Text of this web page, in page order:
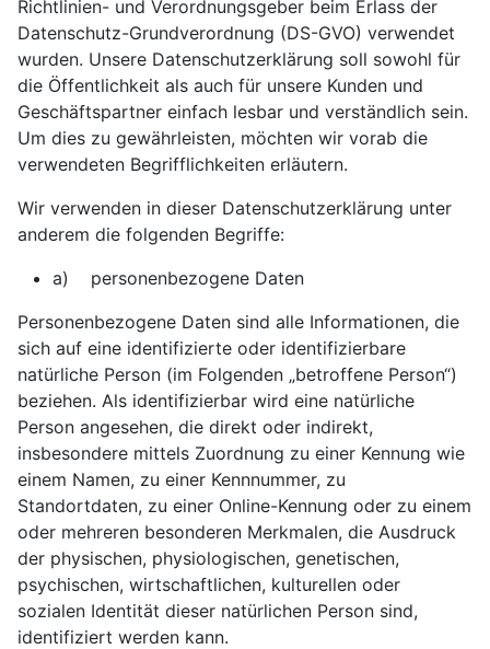
Richtlinien- und Verordnungsgeber beim Erlass der
Datenschutz-Grundverordnung (DS-GVO) verwendet
wurden. Unsere Datenschutzerklärung soll sowohl für
die Öffentlichkeit als auch für unsere Kunden und
Geschäftspartner einfach lesbar und verständlich sein.
Um dies zu gewährleisten, möchten wir vorab die
verwendeten Begrifflichkeiten erläutern.
Wir verwenden in dieser Datenschutzerklärung unter
anderem die folgenden Begriffe:
a) personenbezogene Daten
Personenbezogene Daten sind alle Informationen, die
sich auf eine identifizierte oder identifizierbare
natürliche Person (im Folgenden „betroffene Person“)
beziehen. Als identifizierbar wird eine natürliche
Person angesehen, die direkt oder indirekt,
insbesondere mittels Zuordnung zu einer Kennung wie
einem Namen, zu einer Kennnummer, zu
Standortdaten, zu einer Online-Kennung oder zu einem
oder mehreren besonderen Merkmalen, die Ausdruck
der physischen, physiologischen, genetischen,
psychischen, wirtschaftlichen, kulturellen oder
sozialen Identität dieser natürlichen Person sind,
identifiziert werden kann.